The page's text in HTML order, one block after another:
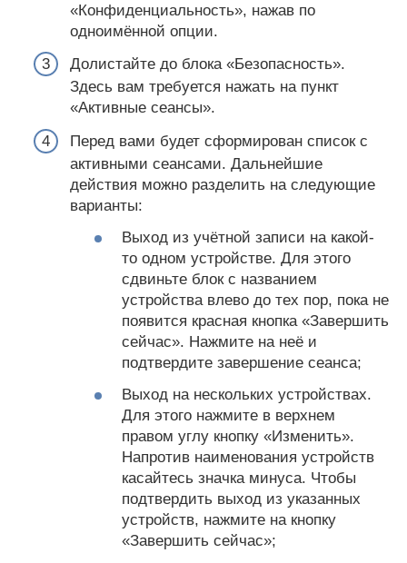
«Конфиденциальность», нажав по
одноимённой опции.
Долистайте до блока «Безопасность».
Здесь вам требуется нажать на пункт
«Активные сеансы».
Перед вами будет сформирован список с
активными сеансами. Дальнейшие
действия можно разделить на следующие
варианты:
Выход из учётной записи на какой-
то одном устройстве. Для этого
сдвиньте блок с названием
устройства влево до тех пор, пока не
появится красная кнопка «Завершить
сейчас». Нажмите на неё и
подтвердите завершение сеанса;
Выход на нескольких устройствах.
Для этого нажмите в верхнем
правом углу кнопку «Изменить».
Напротив наименования устройств
касайтесь значка минуса. Чтобы
подтвердить выход из указанных
устройств, нажмите на кнопку
«Завершить сейчас»;